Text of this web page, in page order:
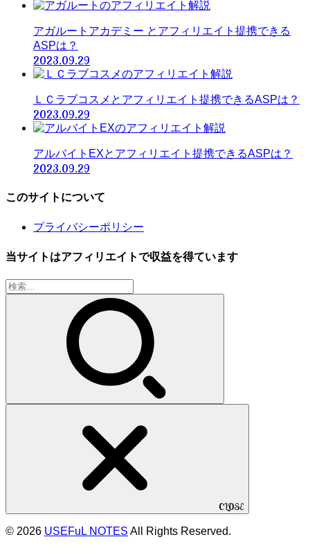
アガルートアカデミー とアフィリエイト提携できる
ASPは？
2023.09.29
ＬＣラブコスメとアフィリエイト提携できるASPは？
2023.09.29
アルバイトEXとアフィリエイト提携できるASPは？
2023.09.29
このサイトについて
プライバシーポリシー
当サイトはアフィリエイトで収益を得ています
検
索:
CLOSE
© 2026 USEFuL NOTES All Rights Reserved.